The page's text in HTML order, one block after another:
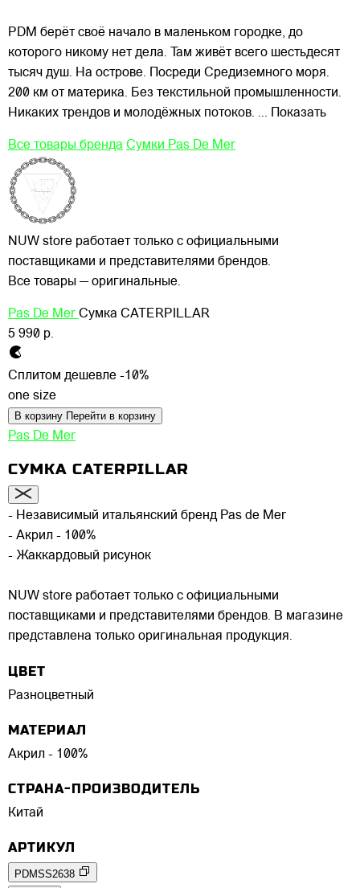
PDM берёт своё начало в маленьком городке, до
которого никому нет дела. Там живёт всего шестьдесят
тысяч душ. На острове. Посреди Средиземного моря.
200 км от материка. Без текстильной промышленности.
Никаких трендов и молодёжных потоков. ... Показать
Все товары бренда Сумки Pas De Mer
NUW store работает только с официальными
поставщиками и представителями брендов.
Все товары — оригинальные.
Pas De Mer Сумка CATERPILLAR
5 990 р.
Сплитом дешевле -10%
one size
В корзину Перейти в корзину
Pas De Mer
СУМКА CATERPILLAR
- Независимый итальянский бренд Pas de Mer
- Акрил - 100%
- Жаккардовый рисунок
NUW store работает только с официальными
поставщиками и представителями брендов. В магазине
представлена только оригинальная продукция.
ЦВЕТ
Разноцветный
МАТЕРИАЛ
Акрил - 100%
СТРАНА-ПРОИЗВОДИТЕЛЬ
Китай
АРТИКУЛ
PDMSS2638